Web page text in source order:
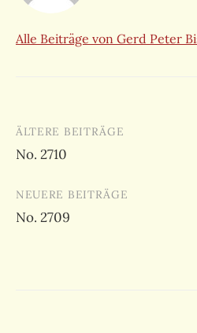
Alle Beiträge von Gerd Peter
Beitragsnavigation
ÄLTERE BEITRÄGE
No. 2710
NEUERE BEITRÄGE
No. 2709